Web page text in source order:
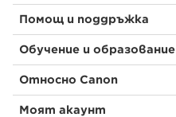
Помощ и поддръжка
Обучение и образование
Относно Canon
Моят акаунт